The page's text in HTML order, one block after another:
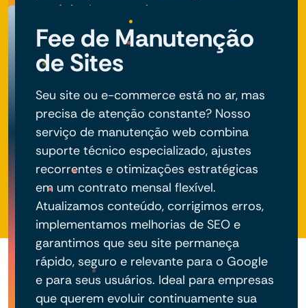
negócio do seu projeto.
Fee de Manutenção
de Sites
Seu site ou e-commerce está no ar, mas
precisa de atenção constante? Nosso
serviço de manutenção web combina
suporte técnico especializado, ajustes
recorrentes e otimizações estratégicas
em um contrato mensal flexível.
Atualizamos conteúdo, corrigimos erros,
implementamos melhorias de SEO e
garantimos que seu site permaneça
rápido, seguro e relevante para o Google
e para seus usuários. Ideal para empresas
que querem evoluir continuamente sua